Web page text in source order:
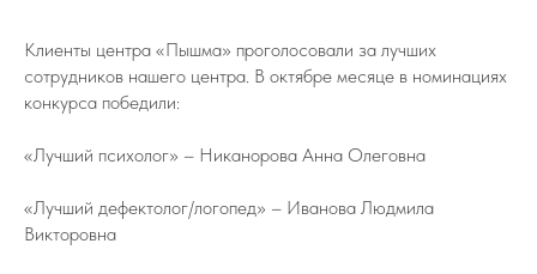
Клиенты центра «Пышма» проголосовали за лучших
сотрудников нашего центра. В октябре месяце в номинациях
конкурса победили:
«Лучший психолог» – Никанорова Анна Олеговна
«Лучший дефектолог/логопед» – Иванова Людмила
Викторовна